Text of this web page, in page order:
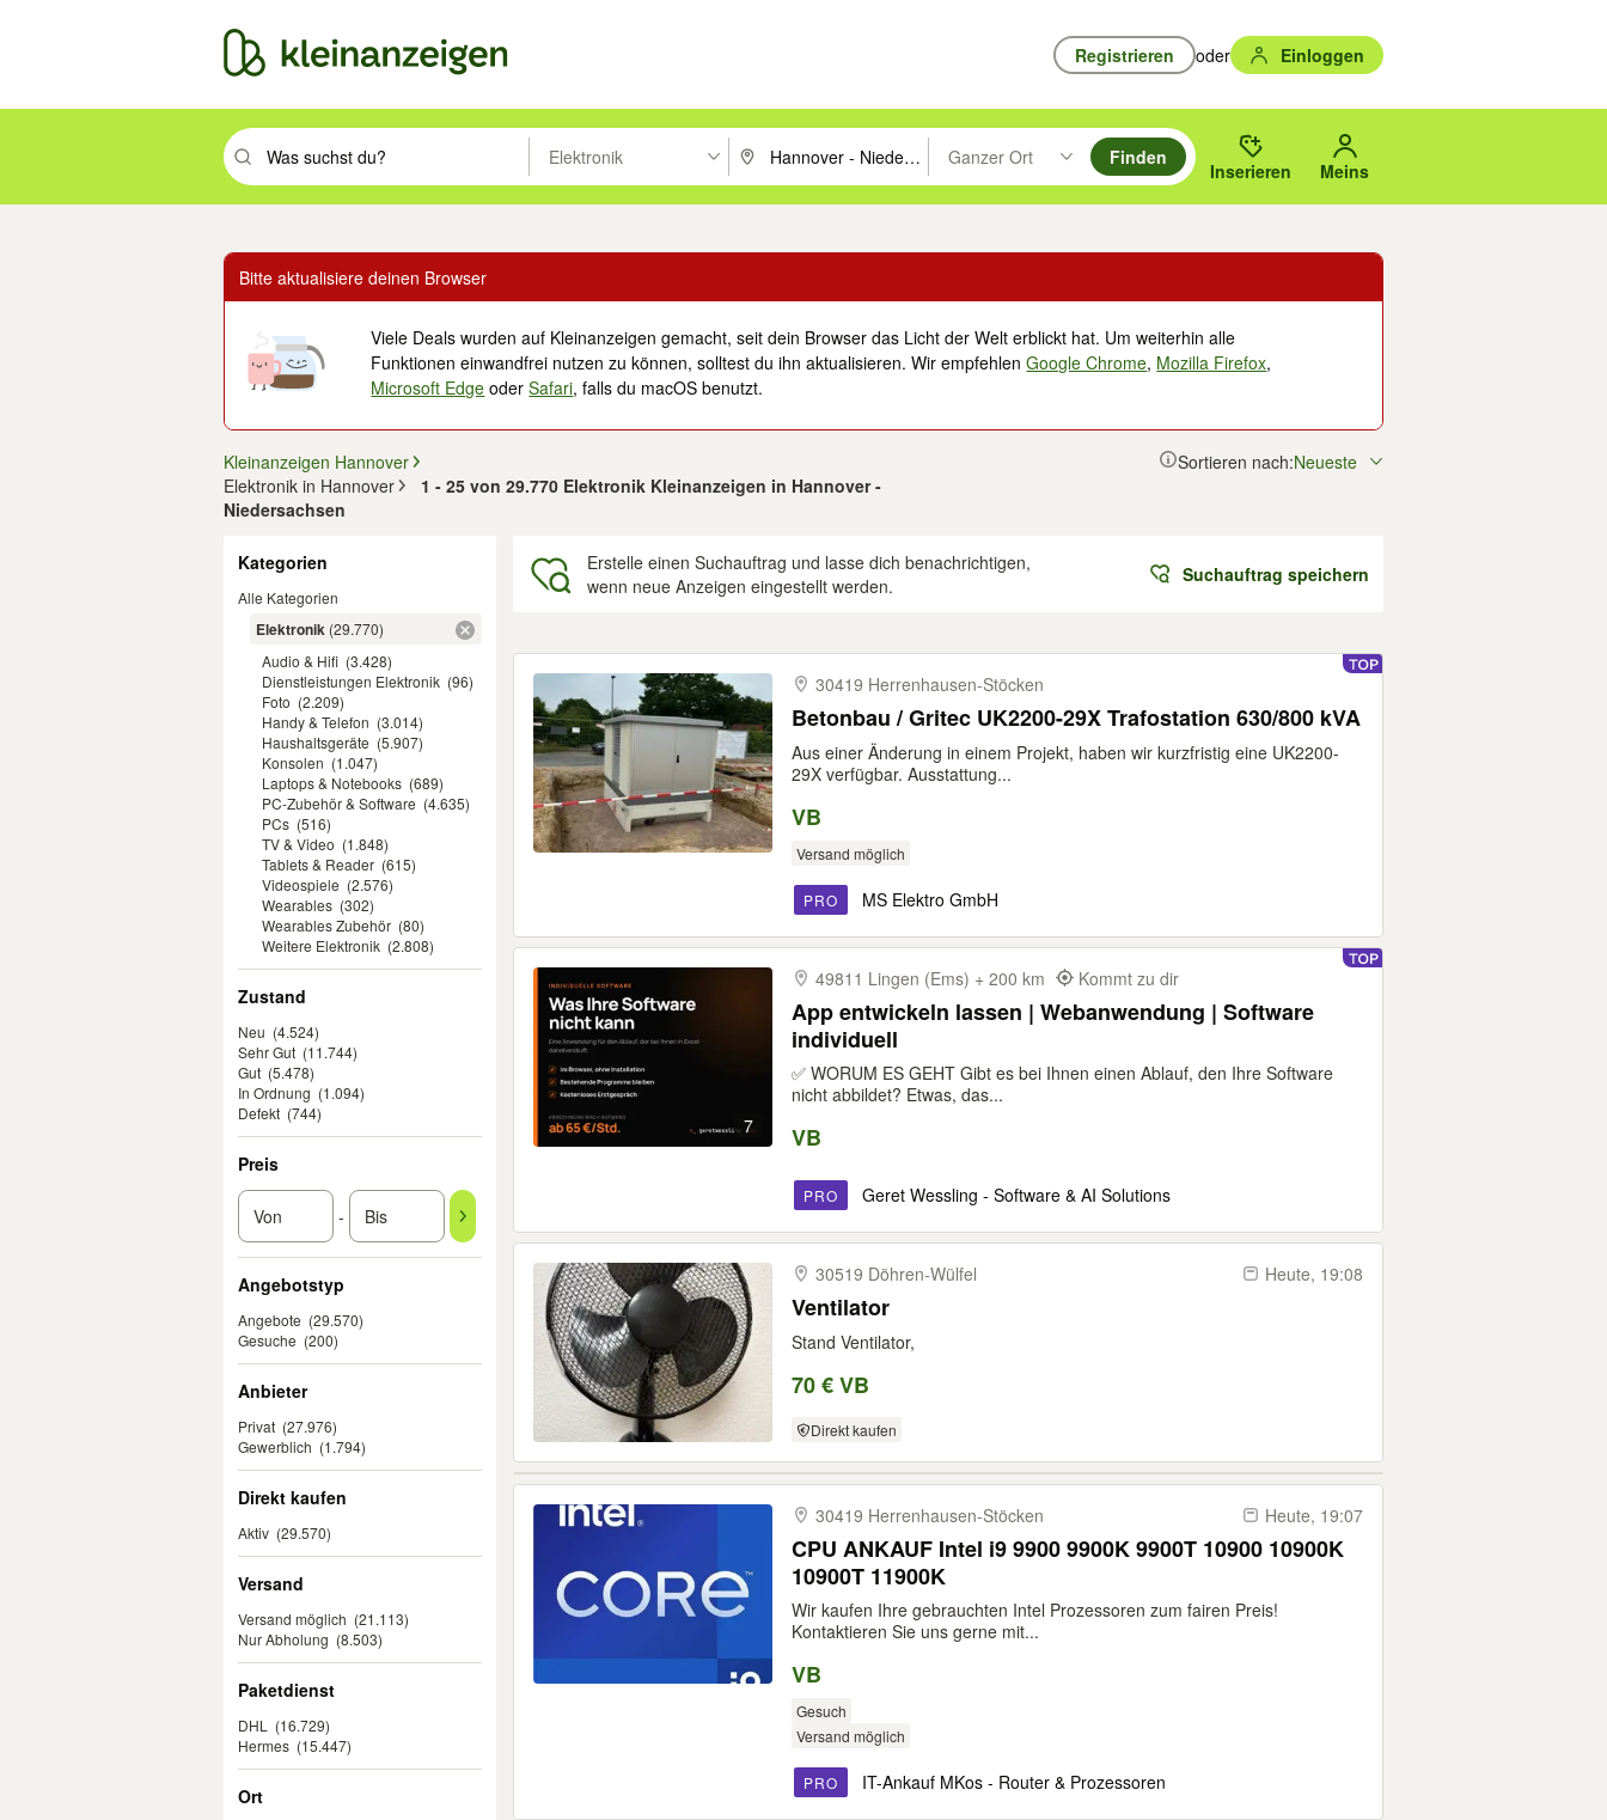
Registrieren oder Einloggen
Suchbegriff eingeben. Eingabetaste drücken um zu suchen, oder Vorschläge mit den Pfeiltasten nach oben/unten durchsuchen und mit Eingabetaste auswählen.
Elektronik PLZ oder Ort eingeben. Eingabetaste drücken um zu suchen, oder Vorschläge mit den Pfeiltasten nach oben/
Ganzer Ort
Suche im Umkreis des gewählten Orts oder PLZ.
Finden
Inserieren Meins
Bitte aktualisiere deinen Browser
Viele Deals wurden auf Kleinanzeigen gemacht, seit dein Browser das Licht der Welt erblickt hat. Um weiterhin alle
Funktionen einwandfrei nutzen zu können, solltest du ihn aktualisieren. Wir empfehlenGoogle Chrome, Mozilla Firefox,
Microsoft Edge oderSafari, falls du macOS benutzt.
Kleinanzeigen Hannover
Elektronik in Hannover
1 - 25 von 29.770 Elektronik Kleinanzeigen in Hannover -
Niedersachsen
Sortieren nach:Neueste
Kategorien
Alle Kategorien
Elektronik (29.770)
Audio & Hifi (3.428)
Dienstleistungen Elektronik (96)
Foto (2.209)
Handy & Telefon (3.014)
Haushaltsgeräte (5.907)
Konsolen (1.047)
Laptops & Notebooks (689)
PC-Zubehör & Software (4.635)
PCs (516)
TV & Video (1.848)
Tablets & Reader (615)
Videospiele (2.576)
Wearables (302)
Wearables Zubehör (80)
Weitere Elektronik (2.808)
Zustand
Neu (4.524)
Sehr Gut (11.744)
Gut (5.478)
In Ordnung (1.094)
Defekt (744)
Preis
-
Angebotstyp
Angebote (29.570)
Gesuche (200)
Anbieter
Privat (27.976)
Gewerblich (1.794)
Direkt kaufen
Aktiv (29.570)
Versand
Versand möglich (21.113)
Nur Abholung (8.503)
Paketdienst
DHL
(16.729)
Hermes (15.447)
Ort
Erstelle einen Suchauftrag und lasse dich benachrichtigen,
wenn neue Anzeigen eingestellt werden.
Suchauftrag speichern
30419 Herrenhausen-​Stöcken
Betonbau / Gritec UK2200-29X Trafostation 630/800 kVA
Aus einer Änderung in einem Projekt, haben wir kurzfristig eine UK2200-
29X verfügbar. Ausstattung...
VB
Versand möglich
PRO MS Elektro GmbH
7
49811 Lingen (Ems) + 200 km Kommt zu dir
App entwickeln lassen | Webanwendung | Software
individuell
✅ WORUM ES GEHT Gibt es bei Ihnen einen Ablauf, den Ihre Software
nicht abbildet? Etwas, das...
VB
PRO Geret Wessling - Software & AI Solutions
30519 Döhren-​Wülfel Heute, 19:08
Ventilator
Stand Ventilator,
70 € VB
Direkt kaufen
30419 Herrenhausen-​Stöcken Heute, 19:07
CPU ANKAUF Intel i9 9900 9900K 9900T 10900 10900K
10900T 11900K
Wir kaufen Ihre gebrauchten Intel Prozessoren zum fairen Preis!
Kontaktieren Sie uns gerne mit...
VB
Gesuch
Versand möglich
PRO IT-Ankauf MKos - Router & Prozessoren